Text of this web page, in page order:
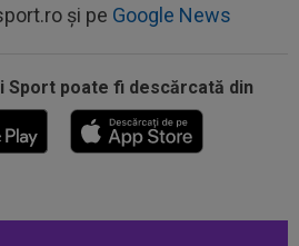
și pe Google News
Sport poate fi descărcată din
Ganea, primele declarații
Ce mesaj a avut...